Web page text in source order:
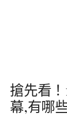
搶先看
幕,有哪